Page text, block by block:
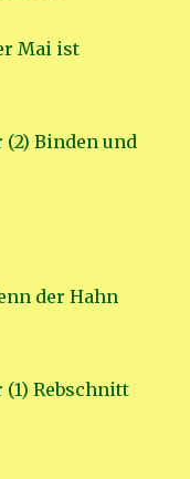
Mai ist
(2) Binden und
der Hahn
(1) Rebschnitt